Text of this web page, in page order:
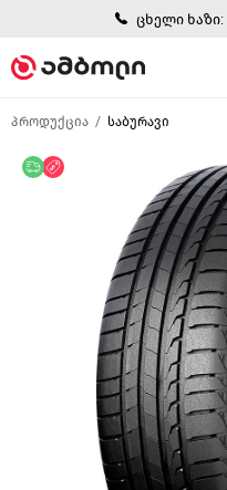
ცხელი ხაზი:
პროდუქცია საბურავი
უფასო მიწოდება